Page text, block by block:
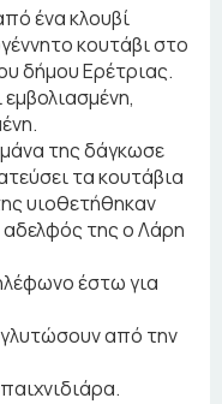
ένα κλουβί
κουτάβι στο
δήμου Ερέτριας.
της δάγκωσε
τα κουτάβια
υιοθετήθηκαν
αδελφός της ο Λάρη
έστω για
από την